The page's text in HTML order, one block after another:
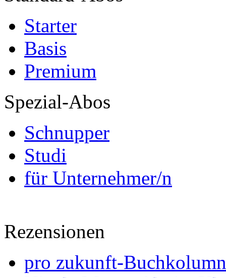
Starter
Basis
Premium
Spezial-Abos
Schnupper
Studi
für Unternehmer/n
Rezensionen
pro zukunft-